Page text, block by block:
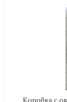
Коробка с